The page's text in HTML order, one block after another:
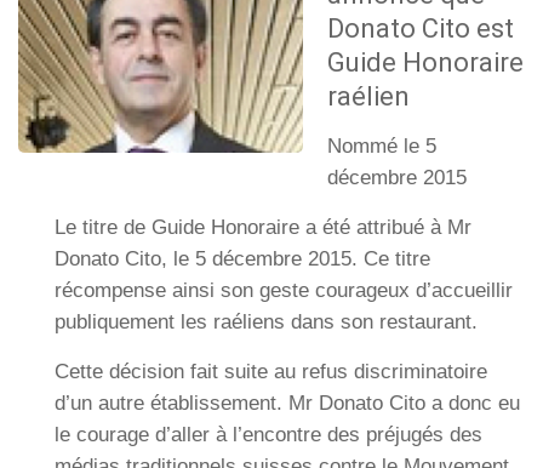
Donato Cito est
Guide Honoraire
raélien
Nommé le 5
décembre 2015
Le titre de Guide Honoraire a été attribué à Mr
Donato Cito, le 5 décembre 2015. Ce titre
récompense ainsi son geste courageux d’accueillir
publiquement les raéliens dans son restaurant.
Cette décision fait suite au refus discriminatoire
d’un autre établissement. Mr Donato Cito a donc eu
le courage d’aller à l’encontre des préjugés des